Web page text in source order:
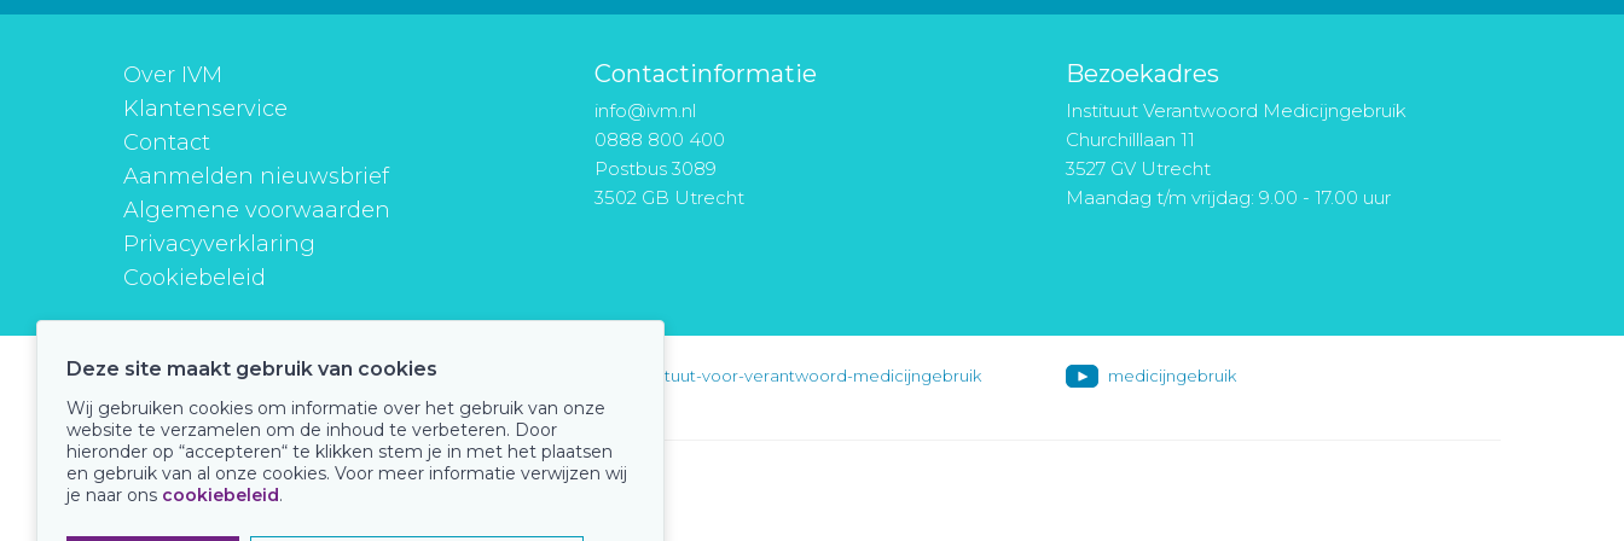
Over IVM
Klantenservice
Contact
Aanmelden nieuwsbrief
Algemene voorwaarden
Privacyverklaring
Cookiebeleid
Contactinformatie
info@ivm.nl
0888 800 400
Postbus 3089
3502 GB Utrecht
Bezoekadres
Instituut Verantwoord Medicijngebruik
Churchilllaan 11
3527 GV Utrecht
Maandag t/m vrijdag: 9.00 - 17.00 uur
instituutverantwoordmedicijngebruik instituut-voor-verantwoord-medicijngebruik medicijngebruik
Onze keurmerken
Deze site maakt gebruik van cookies
Wij gebruiken cookies om informatie over het gebruik van onze
website te verzamelen om de inhoud te verbeteren. Door
hieronder op “accepteren“ te klikken stem je in met het plaatsen
en gebruik van al onze cookies. Voor meer informatie verwijzen wij
je naar ons cookiebeleid.